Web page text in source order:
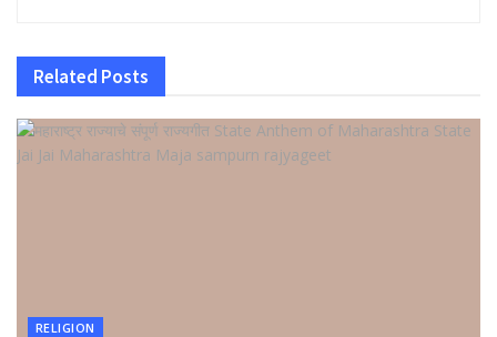
Related Posts
RELIGION